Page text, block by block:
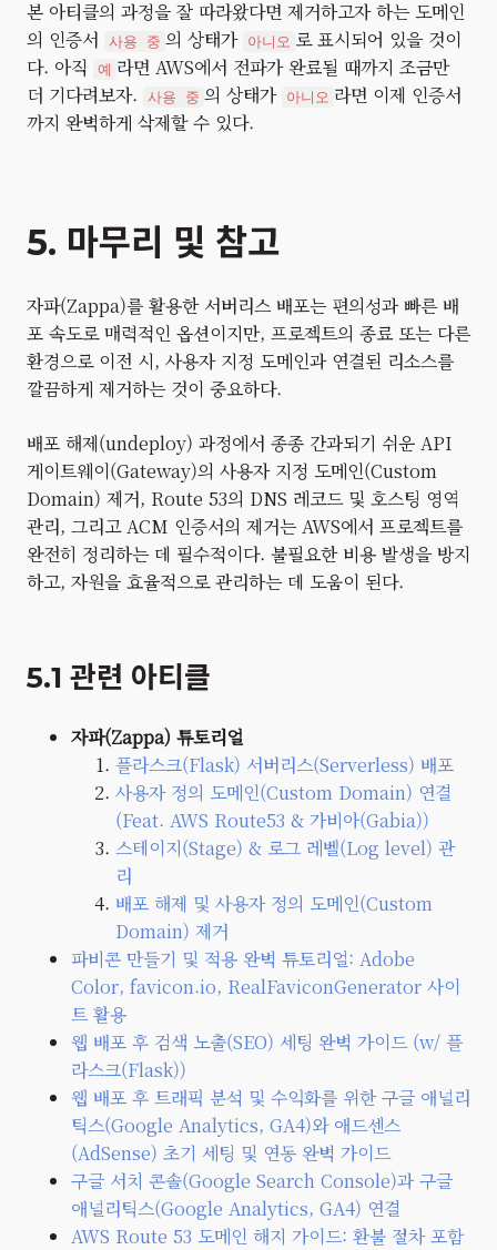
본 아티클의 과정을 잘 따라왔다면 제거하고자 하는 도메인
의 인증서
사용 중 의 상태가 아니오 로 표시되어 있을 것이
다. 아직
예 라면 AWS에서 전파가 완료될 때까지 조금만
더 기다려보자.
사용 중 의 상태가 아니오 라면 이제 인증서
까지 완벽하게 삭제할 수 있다.
5. 마무리 및 참고
자파(Zappa)를 활용한 서버리스 배포는 편의성과 빠른 배
포 속도로 매력적인 옵션이지만, 프로젝트의 종료 또는 다른
환경으로 이전 시, 사용자 지정 도메인과 연결된 리소스를
깔끔하게 제거하는 것이 중요하다.
배포 해제(undeploy) 과정에서 종종 간과되기 쉬운 API
게이트웨이(Gateway)의 사용자 지정 도메인(Custom
Domain) 제거, Route 53의 DNS 레코드 및 호스팅 영역
관리, 그리고 ACM 인증서의 제거는 AWS에서 프로젝트를
완전히 정리하는 데 필수적이다. 불필요한 비용 발생을 방지
하고, 자원을 효율적으로 관리하는 데 도움이 된다.
5.1 관련 아티클
자파(Zappa) 튜토리얼
플라스크(Flask) 서버리스(Serverless) 배포
사용자 정의 도메인(Custom Domain) 연결
(Feat. AWS Route53 & 가비아(Gabia))
스테이지(Stage) & 로그 레벨(Log level) 관
리
배포 해제 및 사용자 정의 도메인(Custom
Domain) 제거
파비콘 만들기 및 적용 완벽 튜토리얼: Adobe
Color, favicon.io, RealFaviconGenerator 사이
트 활용
웹 배포 후 검색 노출(SEO) 세팅 완벽 가이드 (w/ 플
라스크(Flask))
웹 배포 후 트래픽 분석 및 수익화를 위한 구글 애널리
틱스(Google Analytics, GA4)와 애드센스
(AdSense) 초기 세팅 및 연동 완벽 가이드
구글 서치 콘솔(Google Search Console)과 구글
애널리틱스(Google Analytics, GA4) 연결
AWS Route 53 도메인 해지 가이드: 환불 절차 포함